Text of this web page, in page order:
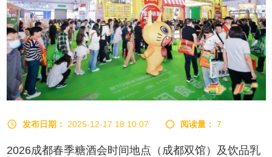
发布日期： 2025-12-17 18:10:07 阅读量： 7
2026成都春季糖酒会时间地点（成都双馆）及饮品乳